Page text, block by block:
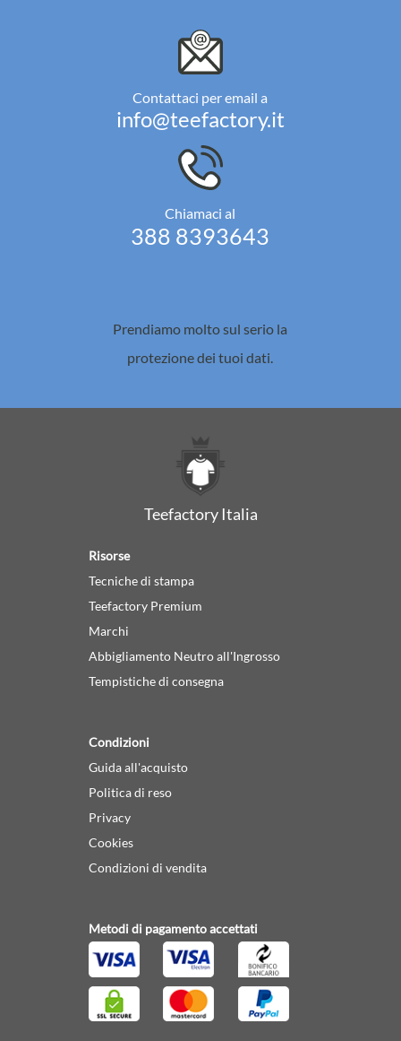
Contattaci per email a
info@teefactory.it
Chiamaci al
388 8393643
Prendiamo molto sul serio la
protezione dei tuoi dati.
Teefactory Italia
Risorse
Tecniche di stampa
Teefactory Premium
Marchi
Abbigliamento Neutro all'Ingrosso
Tempistiche di consegna
Condizioni
Guida all'acquisto
Politica di reso
Privacy
Cookies
Condizioni di vendita
Metodi di pagamento accettati